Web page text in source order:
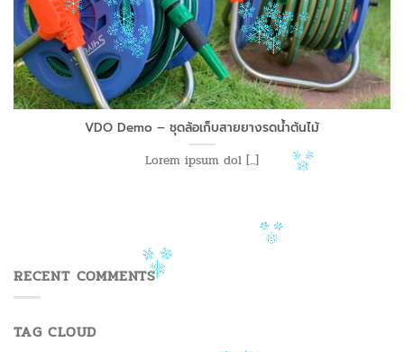
VDO Demo – ชุดล้อเก็บสายยางรดน้ำต้นไม้
Lorem ipsum dol [...]
RECENT COMMENTS
TAG CLOUD